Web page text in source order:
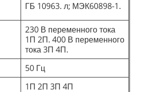
ГБ 10963. л; МЭК60898-1.
230 В переменного тока
1П 2П. 400 В переменного
тока 3П 4П.
50 Гц
1П 2П 3П 4П